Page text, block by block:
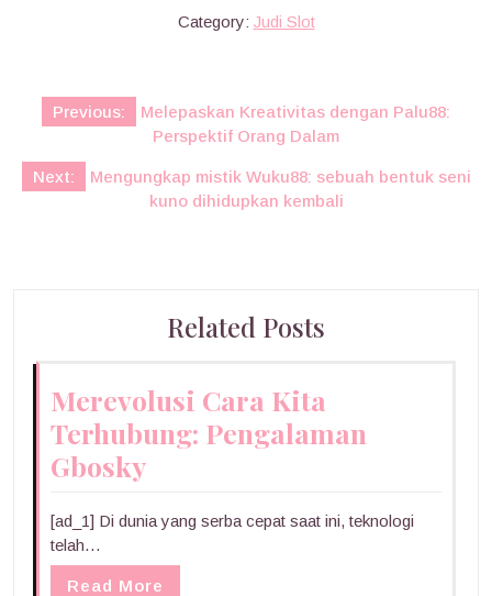
Category: Judi Slot
Post
navigation
Previous:
Melepaskan Kreativitas dengan Palu88:
Perspektif Orang Dalam
Next:
Mengungkap mistik Wuku88: sebuah bentuk seni
kuno dihidupkan kembali
Related Posts
Merevolusi Cara Kita
Terhubung: Pengalaman
Gbosky
[ad_1] Di dunia yang serba cepat saat ini, teknologi
telah…
Read More